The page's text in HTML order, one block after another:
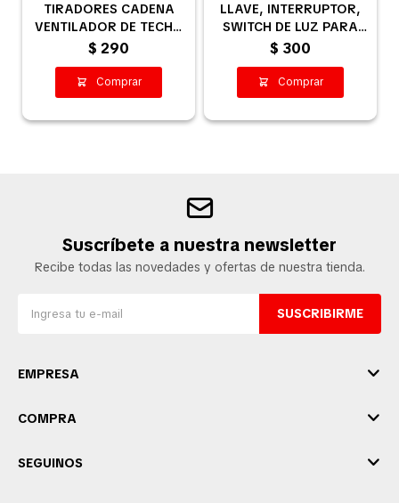
TIRADORES CADENA
VENTILADOR DE TECHO
/ 2 UNIDADES
$ 290
LLAVE, INTERRUPTOR,
SWITCH DE LUZ PARA
VENTILADOR DE TECHO
$ 300
Suscríbete a nuestra newsletter
Recibe todas las novedades y ofertas de nuestra tienda.
SUSCRIBIRME
EMPRESA
COMPRA
SEGUINOS